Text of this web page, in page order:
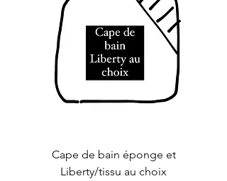
Cape de bain éponge et
Liberty/tissu au choix